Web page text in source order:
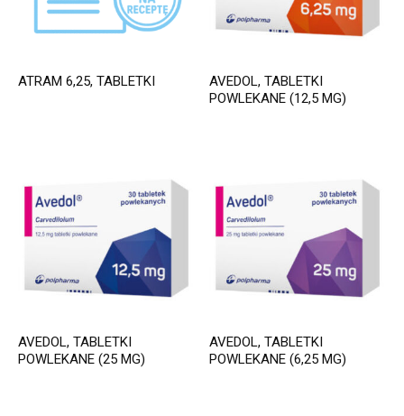
ATRAM 6,25, TABLETKI
AVEDOL, TABLETKI
POWLEKANE (12,5 MG)
AVEDOL, TABLETKI
POWLEKANE (25 MG)
AVEDOL, TABLETKI
POWLEKANE (6,25 MG)